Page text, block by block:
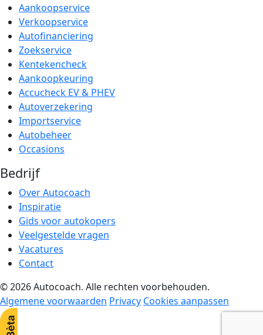
Aankoopservice
Verkoopservice
Autofinanciering
Zoekservice
Kentekencheck
Aankoopkeuring
Accucheck EV & PHEV
Autoverzekering
Importservice
Autobeheer
Occasions
Bedrijf
Over Autocoach
Inspiratie
Gids voor autokopers
Veelgestelde vragen
Vacatures
Contact
© 2026 Autocoach. Alle rechten voorbehouden.
Algemene voorwaarden Privacy Cookies aanpassen